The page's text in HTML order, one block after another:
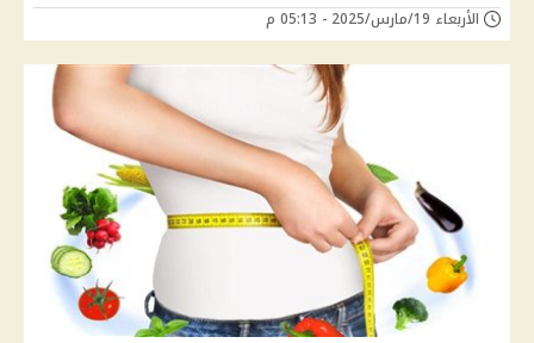
الأربعاء 19/مارس/2025 - 05:13 م